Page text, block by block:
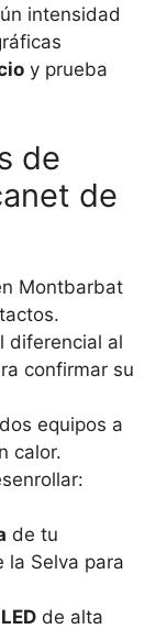
intensidad
y prueba
de
de
Montbarbat
diferencial al
confirmar su
equipos a
calor.
de tu
la Selva para
LEDde alta